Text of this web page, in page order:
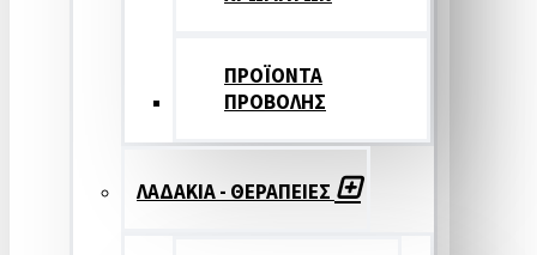
ΠΡΟΪΟΝΤΑ
ΠΡΟΒΟΛΗΣ
ΛΑΔΑΚΙΑ - ΘΕΡΑΠΕΙΕΣ